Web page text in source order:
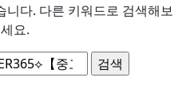
니다. 다른 키워드로 검색해보
세요.